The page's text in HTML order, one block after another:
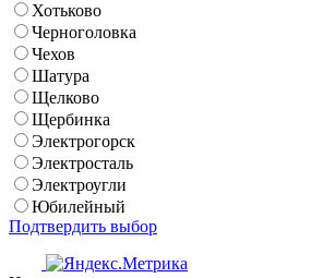
Хотьково
Черноголовка
Чехов
Шатура
Щелково
Щербинка
Электрогорск
Электросталь
Электроугли
Юбилейный
Подтвердить выбор